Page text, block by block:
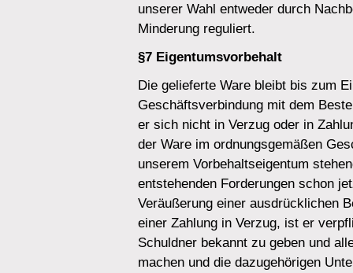
unserer Wahl entweder durch
Minderung reguliert.
§7 Eigentumsvorbehalt
Die gelieferte Ware bleibt bis zum
Geschäftsverbindung mit dem
er sich nicht in Verzug oder in
der Ware im ordnungsgemäßen
unserem Vorbehaltseigentum
entstehenden Forderungen schon
Veräußerung einer ausdrücklichen
einer Zahlung in Verzug, ist er
Schuldner bekannt zu geben und
machen und die dazugehörigen